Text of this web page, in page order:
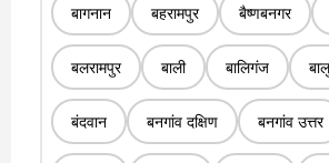
बागनान बहरामपुर बैष्णबनगर
बलरामपुर बाली बालिगंज
बंदवान बनगांव दक्षिण बनगांव उत्तर